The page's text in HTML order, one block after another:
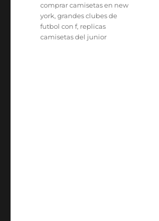
Etiquetas
comprar camisetas en new
york,grandes clubes de
futbol con f, replicas
camisetas del junior